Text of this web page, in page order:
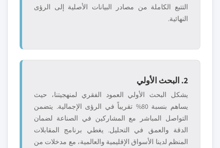
التتبع الكاملة من مصادر البيانات الأصلية إلى الرؤى
النهائية.
2. البحث الأولي
يشكل البحث الأولي العمود الفقري لمنهجيتنا، حيث
يساهم بنسبة 80% تقريباً في الرؤى الإجمالية. يتضمن
التواصل المباشر مع المشاركين في الصناعة لضمان
الدقة والعمق في التحليل. يغطي برنامج المقابلات
المنظم لدينا الأسواق الإقليمية والعالمية، مع مدخلات من